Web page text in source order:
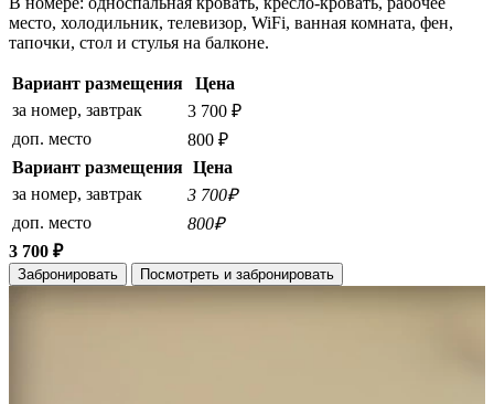
место, холодильник, телевизор, WiFi, ванная комната, фен,
тапочки, стол и стулья на балконе.
Вариант размещения
Цена
за номер, завтрак
3 700 ₽
доп. место
800 ₽
Вариант размещения Цена
за номер, завтрак
3 700₽
доп. место
800₽
3 700 ₽
Забронировать Посмотреть и забронировать